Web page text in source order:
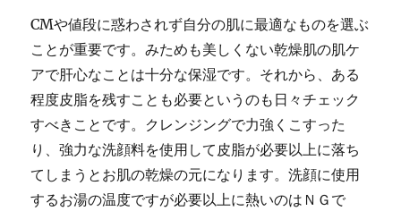
CMや値段に惑わされず自分の肌に最適なものを選ぶ
ことが重要です。みためも美しくない乾燥肌の肌ケ
アで肝心なことは十分な保湿です。それから、ある
程度皮脂を残すことも必要というのも日々チェック
すべきことです。クレンジングで力強くこすった
り、強力な洗顔料を使用して皮脂が必要以上に落ち
てしまうとお肌の乾燥の元になります。洗顔に使用
するお湯の温度ですが必要以上に熱いのはＮＧで